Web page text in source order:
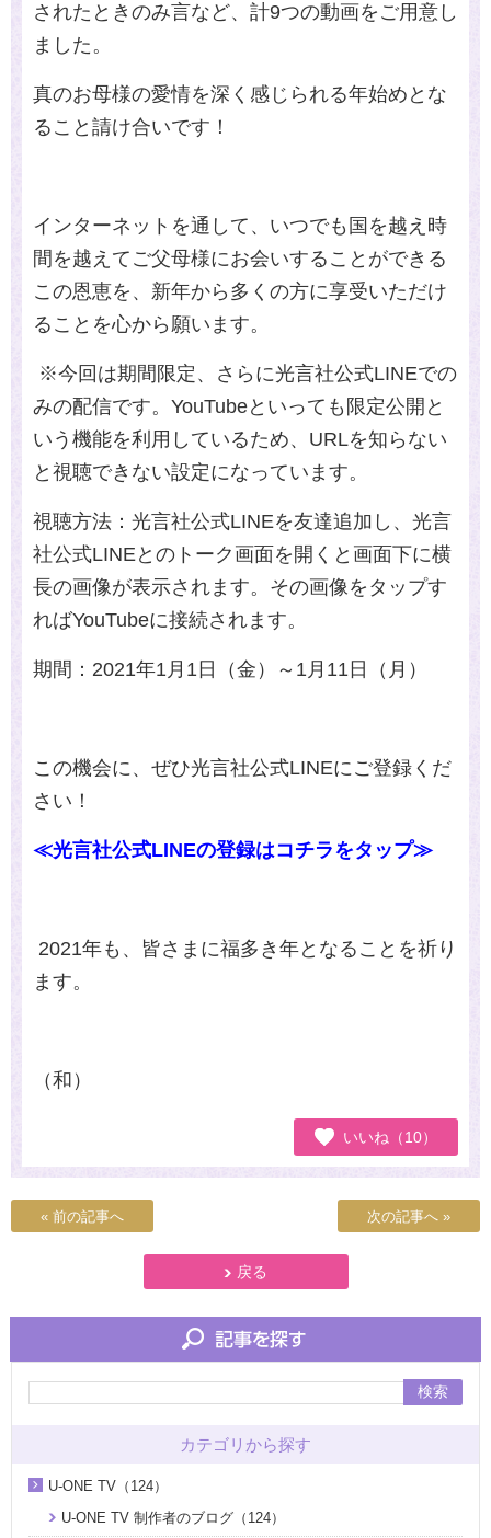
されたときのみ言など、計9つの動画をご用意し
ました。
真のお母様の愛情を深く感じられる年始めとな
ること請け合いです！
インターネットを通して、いつでも国を越え時
間を越えてご父母様にお会いすることができる
この恩恵を、新年から 多くの方に享受いただけ
ることを心から願います。
※今回は期間限定、さらに光言社公式LINEでの
みの配信です。 YouTubeといっても限定公開と
いう機能を利用しているため、 URLを知らない
と視聴できない設定になっています。
視聴方法：光言社公式LINEを友達追加し、光言
社公式LINEとのトーク画面を開くと画面下に横
長の画像が表示されます。その画像をタップす
ればYouTubeに接続されます。
期間： 2021年1月 1 日（金）～ 1月 11 日（月）
この機会に、ぜひ光言社公式LINEにご登録くだ
さい！
≪光言社公式LINEの登録はコチラをタップ≫
2021年も、皆さまに福多き年となることを祈り
ます。
（和）
いいね（10）
« 前の記事へ 次の記事へ »
戻る
検索
カテゴリから探す
U-ONE TV（124）
U-ONE TV 制作者のブログ（124）